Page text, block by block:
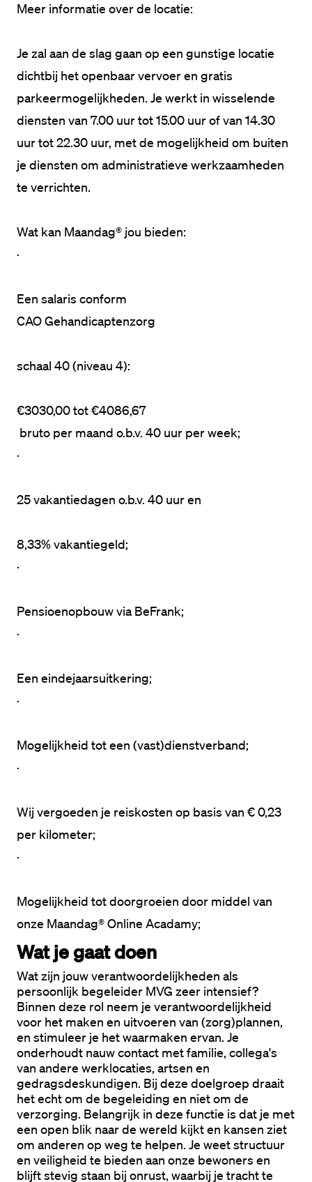
Meer informatie over de locatie:
Je zal aan de slag gaan op een gunstige locatie
dichtbij het openbaar vervoer en gratis
parkeermogelijkheden. Je werkt in wisselende
diensten van 7.00 uur tot 15.00 uur of van 14.30
uur tot 22.30 uur, met de mogelijkheid om buiten
je diensten om administratieve werkzaamheden
te verrichten.
Wat kan Maandag® jou bieden:
·
Een salaris conform
CAO Gehandicaptenzorg
schaal 40 (niveau 4):
€3030,00 tot €4086,67
·
25 vakantiedagen o.b.v. 40 uur en
8,33% vakantiegeld;
·
·
·
·
Wij vergoeden je reiskosten op basis van € 0,23
·
Mogelijkheid tot doorgroeien door middel van
Wat je gaat doen
Wat zijn jouw verantwoordelijkheden als
persoonlijk begeleider MVG zeer intensief?
Binnen deze rol neem je verantwoordelijkheid
voor het maken en uitvoeren van (zorg)plannen,
en stimuleer je het waarmaken ervan. Je
onderhoudt nauw contact met familie, collega's
van andere werklocaties, artsen en
gedragsdeskundigen. Bij deze doelgroep draait
het echt om de begeleiding en niet om de
verzorging. Belangrijk in deze functie is dat je met
een open blik naar de wereld kijkt en kansen ziet
om anderen op weg te helpen. Je weet structuur
en veiligheid te bieden aan onze bewoners en
blijft stevig staan bij onrust, waarbij je tracht te